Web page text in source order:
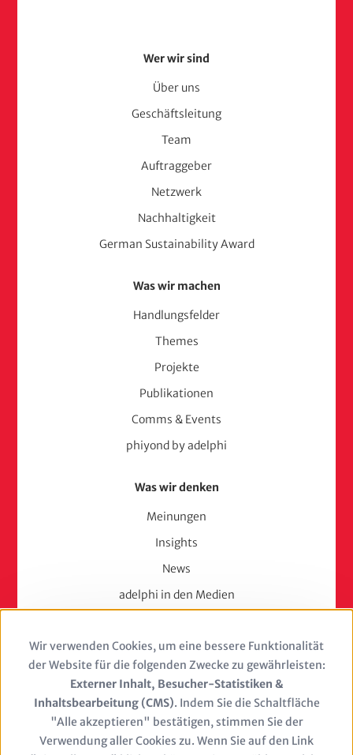
Wer wir sind
Über uns
Geschäftsleitung
Team
Auftraggeber
Netzwerk
Nachhaltigkeit
German Sustainability Award
Was wir machen
Handlungsfelder
Themes
Projekte
Publikationen
Comms & Events
phiyond by adelphi
Was wir denken
Meinungen
Insights
News
adelphi in den Medien
Karriere
Berufserfahrene
Berufseinsteiger & Trainees
Studierende
Use
of
personal
Wir verwenden Cookies, um eine bessere Funktionalität
der Website für die folgenden Zwecke zu gewährleisten:
Externer Inhalt, Besucher-Statistiken &
Inhaltsbearbeitung (CMS). Indem Sie die Schaltfläche
"Alle akzeptieren" bestätigen, stimmen Sie der
Verwendung aller Cookies zu. Wenn Sie auf den Link